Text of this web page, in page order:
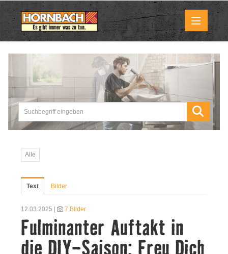
Medienmitteilungen
Pressemitteilungen
Downloads
Marktbilder
Kontakt
Alle
Text Bilder
12.03.2025 | 7 Bilder
Fulminanter Auftakt in
die DIY-Saison: Freu Dich